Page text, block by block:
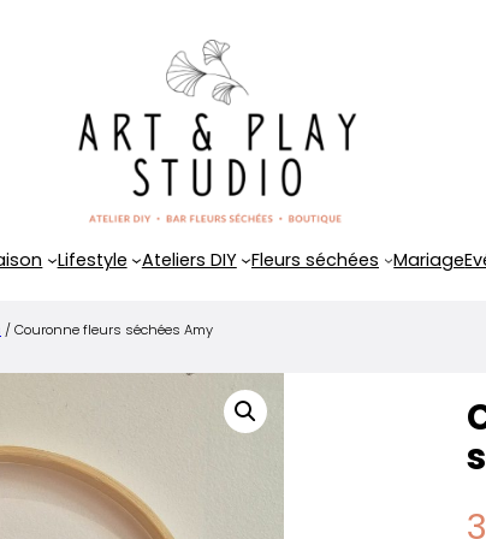
Lifestyle Ateliers DIY Fleurs séchées Mariage
/ Couronne fleurs séchées Amy